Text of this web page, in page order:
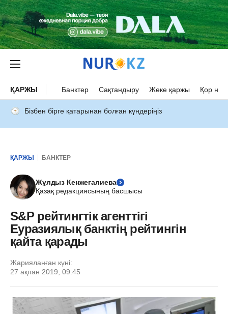
ҚАРЖЫ Банктер Сақтандыру Жеке қаржы Қор
Бізбен бірге қатарынан болған күндеріңіз
ҚАРЖЫ БАНКТЕР
Жұлдыз Кенжегалиева
Қазақ редакциясының басшысы
S&P рейтингтік агенттігі
Еуразиялық банктің рейтингін
қайта қарады
Жарияланған күні:
27 ақпан 2019, 09:45